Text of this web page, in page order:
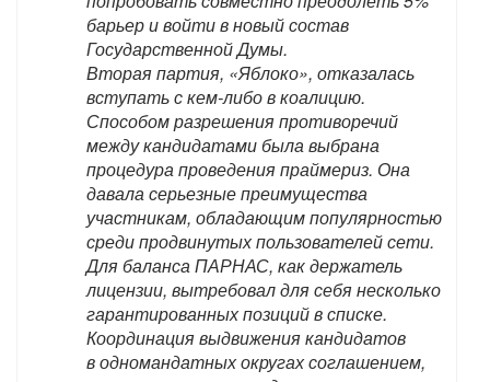
барьер и войти в новый состав
Государственной Думы.
Вторая партия, «Яблоко», отказалась
вступать с кем-либо в коалицию.
Способом разрешения противоречий
между кандидатами была выбрана
процедура проведения праймериз. Она
давала серьезные преимущества
участникам, обладающим популярностью
среди продвинутых пользователей сети.
Для баланса ПАРНАС, как держатель
лицензии, вытребовал для себя несколько
гарантированных позиций в списке.
Координация выдвижения кандидатов
в одномандатных округах соглашением,